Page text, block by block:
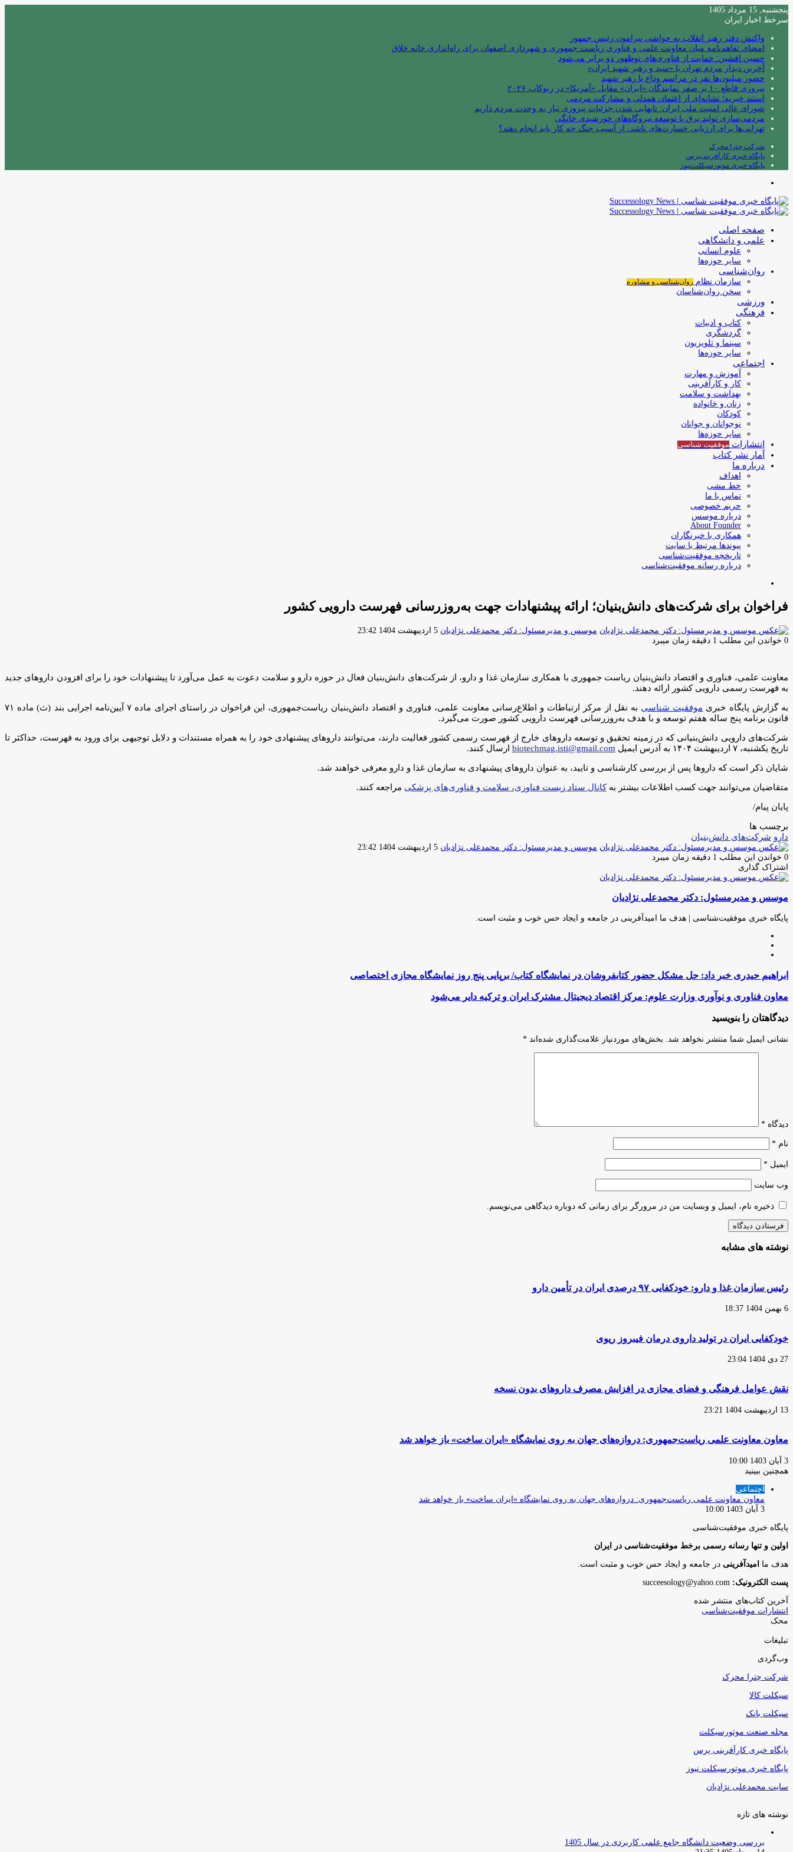
پنجشنبه, 15 مرداد 1405
سرخط اخبار ایران
واکنش دفتر رهبر انقلاب به حواشی پیرامون رئیس جمهور
امضای تفاهم‌نامه میان معاونت علمی و فناوری ریاست جمهوری و شهرداری اصفهان برای راه‌اندازی خانه خلاق
حسین افشین: حمایت از فناوری‌های نوظهور دو برابر می‌شود
آخرین دیدار مردم تهران با «سید و رهبر شهید ایران»
حضور میلیون‌ها نفر در مراسم وداع با رهبر شهید
پیروزی قاطع ۱۰ بر صفر نمایندگان «ایران» مقابل «آمریکا» در ربوکاپ ۲۰۲۶
استند خیریه؛ نشانه‌ای از اعتماد، همدلی و مشارکت مردمی
شورای عالی امنیت ملی ایران: تانهایی شدن جزئیات پیروزی نیاز به وحدت مردم داریم
مردمی‌سازی تولید برق با توسعه نیروگاه‌های خورشیدی خانگی
تهرانی‌ها برای ارزیابی خسارت‌های ناشی از آسیب جنگ چه کار باید انجام دهند؟
شرکت چترا محرک
پایگاه خبری کارآفرینی‌پرس
پایگاه خبری موتورسیکلت‌نیوز
صفحه اصلی
علمی و دانشگاهی
علوم انسانی
سایر حوزه‌ها
روان‌شناسی
سازمان نظام روان‌شناسی و مشاوره
سخن روان‌شناسان
ورزشی
فرهنگی
کتاب و ادبیات
گردشگری
سینما و تلویزیون
سایر حوزه‌ها
اجتماعی
آموزش و مهارت
کار و کارآفرینی
بهداشت و سلامت
زنان و خانواده
کودکان
نوجوانان و جوانان
سایر حوزه‌ها
انتشارات موفقیت‌ شناسی
آمار نشر کتاب
درباره ما
اهداف
خط مشی
تماس با ما
حریم خصوصی
درباره موسس
About Founder
همکاری با خبرنگاران
پیوندها مرتبط با سایت
تاریخچه موفقیت‌شناسی
درباره رسانه موفقیت‌شناسی
فراخوان برای شرکت‌های دانش‌بنیان؛ ارائه پیشنهادات جهت به‌روزرسانی فهرست دارویی کشور
موسس و مدیرمسئول: دکتر محمدعلی نژادیان ارسال
5 اردیبهشت 1404 23:42
0 خواندن این مطلب 1 دقیقه زمان میبرد
معاونت علمی، فناوری و اقتصاد دانش‌بنیان ریاست جمهوری با همکاری سازمان غذا و دارو، از شرکت‌های دانش‌بنیان فعال در حوزه دارو و سلامت دعوت به عمل می‌آورد تا پیشنهادات خود را برای افزودن داروهای جدید
به فهرست رسمی دارویی کشور ارائه دهند.
به گزارش پایگاه خبری موفقیت شناسی
به نقل از مرکز ارتباطات و اطلاع‌رسانی معاونت علمی، فناوری و اقتصاد دانش‌بنیان ریاست‌جمهوری، این فراخوان در راستای اجرای ماده ۷ آیین‌نامه اجرایی بند (ث) ماده ۷۱
قانون برنامه پنج ساله هفتم توسعه و با هدف به‌روزرسانی فهرست دارویی کشور صورت می‌گیرد.
شرکت‌های دارویی دانش‌بنیانی که در زمینه تحقیق و توسعه داروهای خارج از فهرست رسمی کشور فعالیت دارند، می‌توانند داروهای پیشنهادی خود را به همراه مستندات و دلایل توجیهی برای ورود به فهرست، حداکثر تا
تاریخ یکشنبه، ۷ اردیبهشت ۱۴۰۴ به آدرس ایمیل
biotechmag.isti@gmail.com ارسال کنند.
شایان ذکر است که داروها پس از بررسی کارشناسی و تایید، به عنوان داروهای پیشنهادی به سازمان غذا و دارو معرفی خواهند شد.
متقاضیان می‌توانند جهت کسب اطلاعات بیشتر بهکانال ستاد زیست فناوری، سلامت و فناوری‌های پزشکی مراجعه کنند.
پایان پیام/
برچسب ها
دارو شرکت‌های دانش‌بنیان
موسس و مدیرمسئول: دکتر محمدعلی نژادیان ارسال
5 اردیبهشت 1404 23:42
0 خواندن این مطلب 1 دقیقه زمان میبرد
اشتراک گذاری
فیس
توئیتر
لینکدین
واتس
تلگرام
اشتراک
از
ایمیل
چاپ
موسس و مدیرمسئول: دکتر محمدعلی نژادیان
پایگاه خبری موفقیت‌شناسی | هدف ما امیدآفرینی در جامعه و ایجاد حس خوب و مثبت است.
ابراهیم
حیدری
خبر
داد:
حل
مشکل
حضور
کتابفروشان
مجازی
ابراهیم حیدری خبر داد: حل مشکل حضور کتابفروشان در نمایشگاه کتاب/ برپایی پنج روز نمایشگاه مجازی اختصاصی
معاون
و
وزارت
علوم:
دایر
می‌شود
معاون فناوری و نوآوری وزارت علوم: مرکز اقتصاد دیجیتال مشترک ایران و ترکیه دایر می‌شود
دیدگاهتان را بنویسید
نشانی ایمیل شما منتشر نخواهد شد. بخش‌های موردنیاز علامت‌گذاری شده‌اند *
دیدگاه *
نام *
ایمیل *
وب‌ سایت
ذخیره نام، ایمیل و وبسایت من در مرورگر برای زمانی که دوباره دیدگاهی می‌نویسم.
نوشته های مشابه
رئیس سازمان غذا و دارو: خودکفایی ۹۷ درصدی ایران در تأمین دارو
6 بهمن 1404 18:37
خودکفایی ایران در تولید داروی درمان فیبروز ریوی
27 دی 1404 23:04
نقش عوامل فرهنگی و فضای مجازی در افزایش مصرف داروهای بدون نسخه
13 اردیبهشت 1404 23:21
معاون معاونت علمی ریاست‌جمهوری: دروازه‌های جهان به روی نمایشگاه «ایران ساخت» باز خواهد شد
3 آبان 1403 10:00
همچنین ببینید
اجتماعی
معاون معاونت علمی ریاست‌جمهوری: دروازه‌های جهان به روی نمایشگاه «ایران ساخت» باز خواهد شد
3 آبان 1403 10:00
پایگاه‌ خبری موفقیت‌شناسی
اولین و تنها رسانه رسمی برخط موفقیت‌شناسی در ایران
هدف ما امیدآفرینی در جامعه و ایجاد حس خوب و مثبت است.
پست الکترونیک:
آخرین کتاب‌های منتشر شده
انتشارات موفقیت‌شناسی
محک
تبلیغات
وب‌گردی
شرکت چترا محرک
سیکلت کالا
سیکلت بانک
مجله صنعت موتورسیکلت
پایگاه خبری کارآفرینی پرس
پایگاه خبری موتورسیکلت نیوز
سایت محمدعلی نژادیان
نوشته های تازه
بررسی وضعیت دانشگاه جامع علمی کاربردی در سال 1405